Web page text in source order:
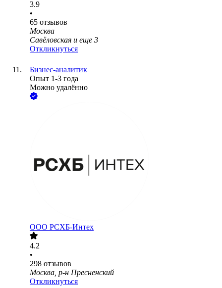
3.9
•
65 отзывов
Москва
Савёловская и еще 3
Откликнуться
Бизнес-аналитик
Опыт 1-3 года
Можно удалённо
ООО РСХБ-Интех
4.2
•
298 отзывов
Москва, р-н Пресненский
Откликнуться